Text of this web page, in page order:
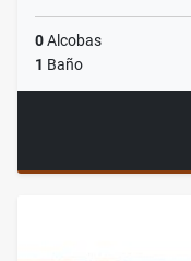
0Alcobas
1 Baño